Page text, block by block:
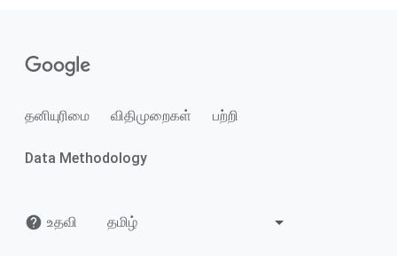
தனியுரிமை விதிமுறைகள் பற்றி
Data Methodology
உதவி